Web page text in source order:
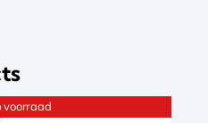
voorraad